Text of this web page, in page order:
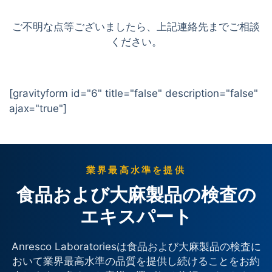
ご不明な点等ございましたら、上記連絡先までご相談
ください。
[gravityform id="6" title="false" description="false"
ajax="true"]
業界最高水準を提供
食品および大麻製品の検査の
エキスパート
Anresco Laboratoriesは食品および大麻製品の検査に
おいて業界最高水準の品質を提供し続けることをお約